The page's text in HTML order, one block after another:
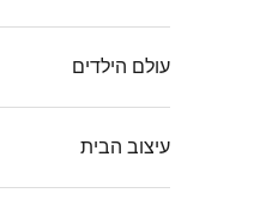
עולם הילדים
עיצוב הבית